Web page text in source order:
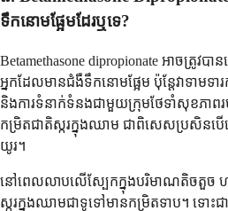
ទឹកនោមផ្អែមដែរឬទេ?
Betamethasone dipropionate អាចត្រូវប
អ្នកដែលមានជំងឺទឹកនោមផ្អែម ប៉ុន្តែវាទាមទ
និងការទំនាក់ទំនងជាមួយក្រុមថែទាំសុខភាពរ
កម្រិតជាតិស្ករក្នុងឈាម ជាពិសេសប្រសិនបើ
យូរ។
នៅពេលលាបលើស្បែកក្នុងបរិមាណតិចតួច
ស្ករក្នុងឈាមជាទូទៅមានកម្រិតទាប។ ទោ